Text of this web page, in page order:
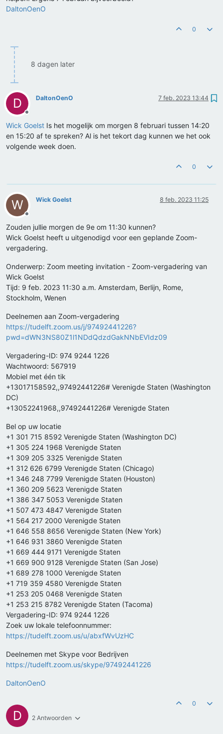
DaltonOenO
0
8 dagen later
D
Offline
DaltonOenO 7 feb. 2023 13:44
Wick Goelst Is het mogelijk om morgen 8 februari tussen 14:20
en 15:20 af te spreken? Al is het tekort dag kunnen we het ook
volgende week doen.
0
W
Offline
Wick Goelst 8 feb. 2023 11:25
Zouden jullie morgen de 9e om 11:30 kunnen?
Wick Goelst heeft u uitgenodigd voor een geplande Zoom-
vergadering.
Onderwerp: Zoom meeting invitation - Zoom-vergadering van
Wick Goelst
Tijd: 9 feb. 2023 11:30 a.m. Amsterdam, Berlijn, Rome,
Stockholm, Wenen
Deelnemen aan Zoom-vergadering
https://tudelft.zoom.us/j/97492441226?
pwd=dWN3NS80Z1l1NDdQdzdGakNNbEVIdz09
Vergadering-ID: 974 9244 1226
Wachtwoord: 567919
Mobiel met één tik
+13017158592,,97492441226# Verenigde Staten (Washington
DC)
+13052241968,,97492441226# Verenigde Staten
Bel op uw locatie
+1 301 715 8592 Verenigde Staten (Washington DC)
+1 305 224 1968 Verenigde Staten
+1 309 205 3325 Verenigde Staten
+1 312 626 6799 Verenigde Staten (Chicago)
+1 346 248 7799 Verenigde Staten (Houston)
+1 360 209 5623 Verenigde Staten
+1 386 347 5053 Verenigde Staten
+1 507 473 4847 Verenigde Staten
+1 564 217 2000 Verenigde Staten
+1 646 558 8656 Verenigde Staten (New York)
+1 646 931 3860 Verenigde Staten
+1 669 444 9171 Verenigde Staten
+1 669 900 9128 Verenigde Staten (San Jose)
+1 689 278 1000 Verenigde Staten
+1 719 359 4580 Verenigde Staten
+1 253 205 0468 Verenigde Staten
+1 253 215 8782 Verenigde Staten (Tacoma)
Vergadering-ID: 974 9244 1226
Zoek uw lokale telefoonnummer:
https://tudelft.zoom.us/u/abxfWvUzHC
Deelnemen met Skype voor Bedrijven
https://tudelft.zoom.us/skype/97492441226
DaltonOenO
D 2 Antwoorden
0